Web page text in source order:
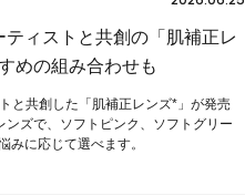
ティストと共創の「肌補正レ
めの組み合わせも
と共創した「肌補正レンズ*」が発売
ズで、ソフトピンク、ソフトグリー
みに応じて選べます。